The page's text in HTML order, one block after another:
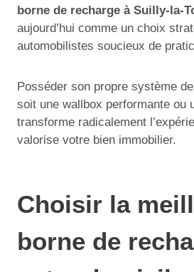
borne de recharge à Suilly-la-
aujourd’hui comme un choix
automobilistes soucieux de
Posséder son propre système
soit une wallbox performante ou
transforme radicalement
valorise votre bien immobilier.
Choisir la
borne de